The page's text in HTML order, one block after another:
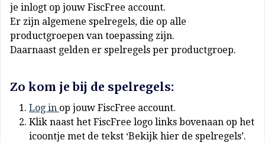
je inlogt op jouw FiscFree account.
Er zijn algemene spelregels, die op alle
productgroepen van toepassing zijn.
Daarnaast gelden er spelregels per productgroep.
Zo kom je bij de spelregels:
Log in op jouw FiscFree account.
Klik naast het FiscFree logo links bovenaan op het
icoontje met de tekst ‘Bekijk hier de spelregels’.